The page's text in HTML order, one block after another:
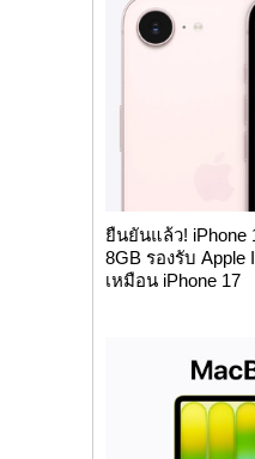
ยืนยันแล้ว! iPhone
8GB รองรับ Apple
เหมือน iPhone 17